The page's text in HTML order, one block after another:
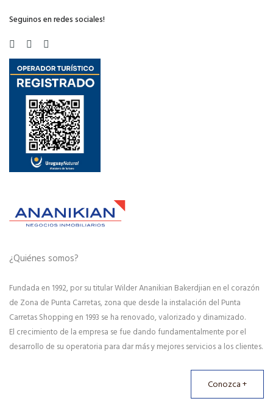
Seguinos en redes sociales!
¿Quiénes somos?
Fundada en 1992, por su titular Wilder Ananikian Bakerdjian en el corazón
de Zona de Punta Carretas, zona que desde la instalación del Punta
Carretas Shopping en 1993 se ha renovado, valorizado y dinamizado.
El crecimiento de la empresa se fue dando fundamentalmente por el
desarrollo de su operatoria para dar más y mejores servicios a los clientes.
Conozca +